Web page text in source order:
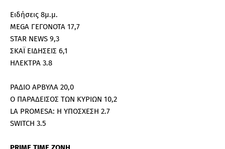
Ειδήσεις 8μ.μ.
MEGA ΓΕΓΟΝΟΤΑ 17,7
STAR NEWS 9,3
ΣΚΑΪ ΕΙΔΗΣΕΙΣ 6,1
ΗΛΕΚΤΡΑ 3.8
ΡΑΔΙΟ ΑΡΒΥΛΑ 20,0
Ο ΠΑΡΑΔΕΙΣΟΣ ΤΩΝ ΚΥΡΙΩΝ 10,2
LA PROMESA: Η ΥΠΟΣΧΕΣΗ 2.7
SWITCH 3.5